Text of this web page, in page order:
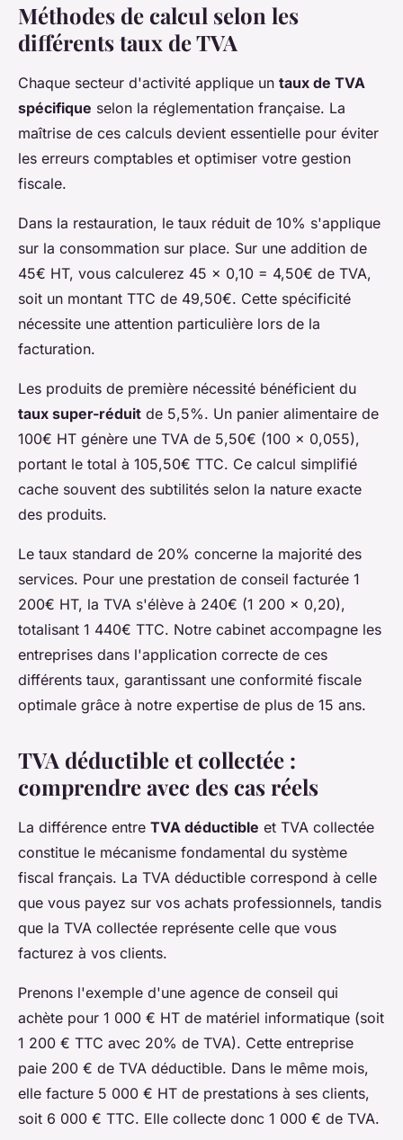
Méthodes de calcul selon les
différents taux de TVA
Chaque secteur d'activité applique un taux de TVA
spécifique selon la réglementation française. La
maîtrise de ces calculs devient essentielle pour éviter
les erreurs comptables et optimiser votre gestion
fiscale.
Dans la restauration, le taux réduit de 10% s'applique
sur la consommation sur place. Sur une addition de
45€ HT, vous calculerez 45 × 0,10 = 4,50€ de TVA,
soit un montant TTC de 49,50€. Cette spécificité
nécessite une attention particulière lors de la
facturation.
Les produits de première nécessité bénéficient du
taux super-réduit de 5,5%. Un panier alimentaire de
100€ HT génère une TVA de 5,50€ (100 × 0,055),
portant le total à 105,50€ TTC. Ce calcul simplifié
cache souvent des subtilités selon la nature exacte
des produits.
Le taux standard de 20% concerne la majorité des
services. Pour une prestation de conseil facturée 1
200€ HT, la TVA s'élève à 240€ (1 200 × 0,20),
totalisant 1 440€ TTC. Notre cabinet accompagne les
entreprises dans l'application correcte de ces
différents taux, garantissant une conformité fiscale
optimale grâce à notre expertise de plus de 15 ans.
TVA déductible et collectée :
comprendre avec des cas réels
La différence entre TVA déductible et TVA collectée
constitue le mécanisme fondamental du système
fiscal français. La TVA déductible correspond à celle
que vous payez sur vos achats professionnels, tandis
que la TVA collectée représente celle que vous
facturez à vos clients.
Prenons l'exemple d'une agence de conseil qui
achète pour 1 000 € HT de matériel informatique (soit
1 200 € TTC avec 20% de TVA). Cette entreprise
paie 200 € de TVA déductible. Dans le même mois,
elle facture 5 000 € HT de prestations à ses clients,
soit 6 000 € TTC. Elle collecte donc 1 000 € de TVA.